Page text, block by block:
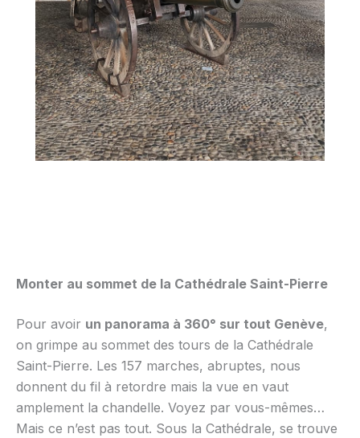
Monter au sommet de la Cathédrale Saint-Pierre
Pour avoir un panorama à 360° sur tout Genève,
on grimpe au sommet des tours de la Cathédrale
Saint-Pierre. Les 157 marches, abruptes, nous
donnent du fil à retordre mais la vue en vaut
amplement la chandelle. Voyez par vous-mêmes…
Mais ce n’est pas tout. Sous la Cathédrale, se trouve